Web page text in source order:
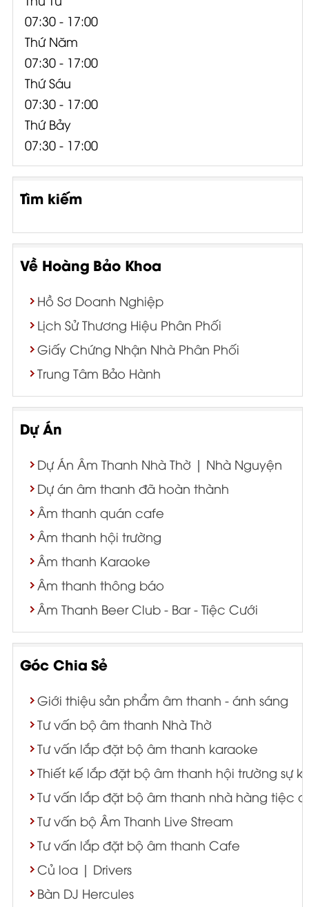
07:30 - 17:00
Thứ Năm
07:30 - 17:00
Thứ Sáu
07:30 - 17:00
Thứ Bảy
07:30 - 17:00
Tìm kiếm
Về Hoàng Bảo Khoa
Hồ Sơ Doanh Nghiệp
Lịch Sử Thương Hiệu Phân Phối
Giấy Chứng Nhận Nhà Phân Phối
Trung Tâm Bảo Hành
Dự Án
Dự Án Âm Thanh Nhà Thờ | Nhà Nguyện
Dự án âm thanh đã hoàn thành
Âm thanh quán cafe
Âm thanh hội trường
Âm thanh Karaoke
Âm thanh thông báo
Âm Thanh Beer Club - Bar - Tiệc Cưới
Góc Chia Sẻ
Giới thiệu sản phẩm âm thanh - ánh sáng
Tư vấn bộ âm thanh Nhà Thờ
Tư vấn lắp đặt bộ âm thanh karaoke
Thiết kế lắp đặt bộ âm thanh hội trường sự
Tư vấn lắp đặt bộ âm thanh nhà hàng tiệc
Tư vấn bộ Âm Thanh Live Stream
Tư vấn lắp đặt bộ âm thanh Cafe
Củ loa | Drivers
Bàn DJ Hercules